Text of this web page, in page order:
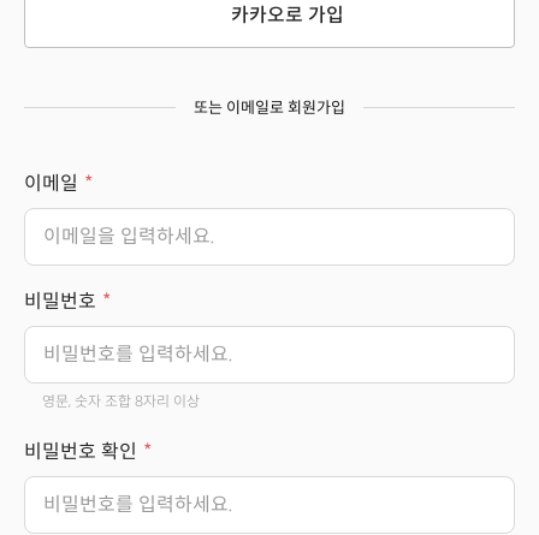
카카오로 가입
또는 이메일로 회원가입
이메일
비밀번호
영문, 숫자 조합 8자리 이상
비밀번호 확인